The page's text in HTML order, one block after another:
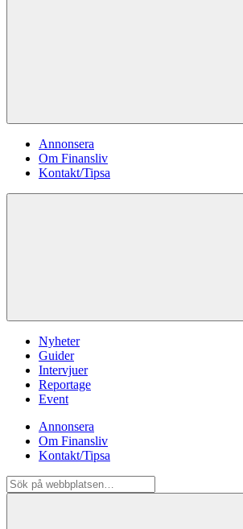
Annonsera
Om Finansliv
Kontakt/Tipsa
Nyheter
Guider
Intervjuer
Reportage
Event
Annonsera
Om Finansliv
Kontakt/Tipsa